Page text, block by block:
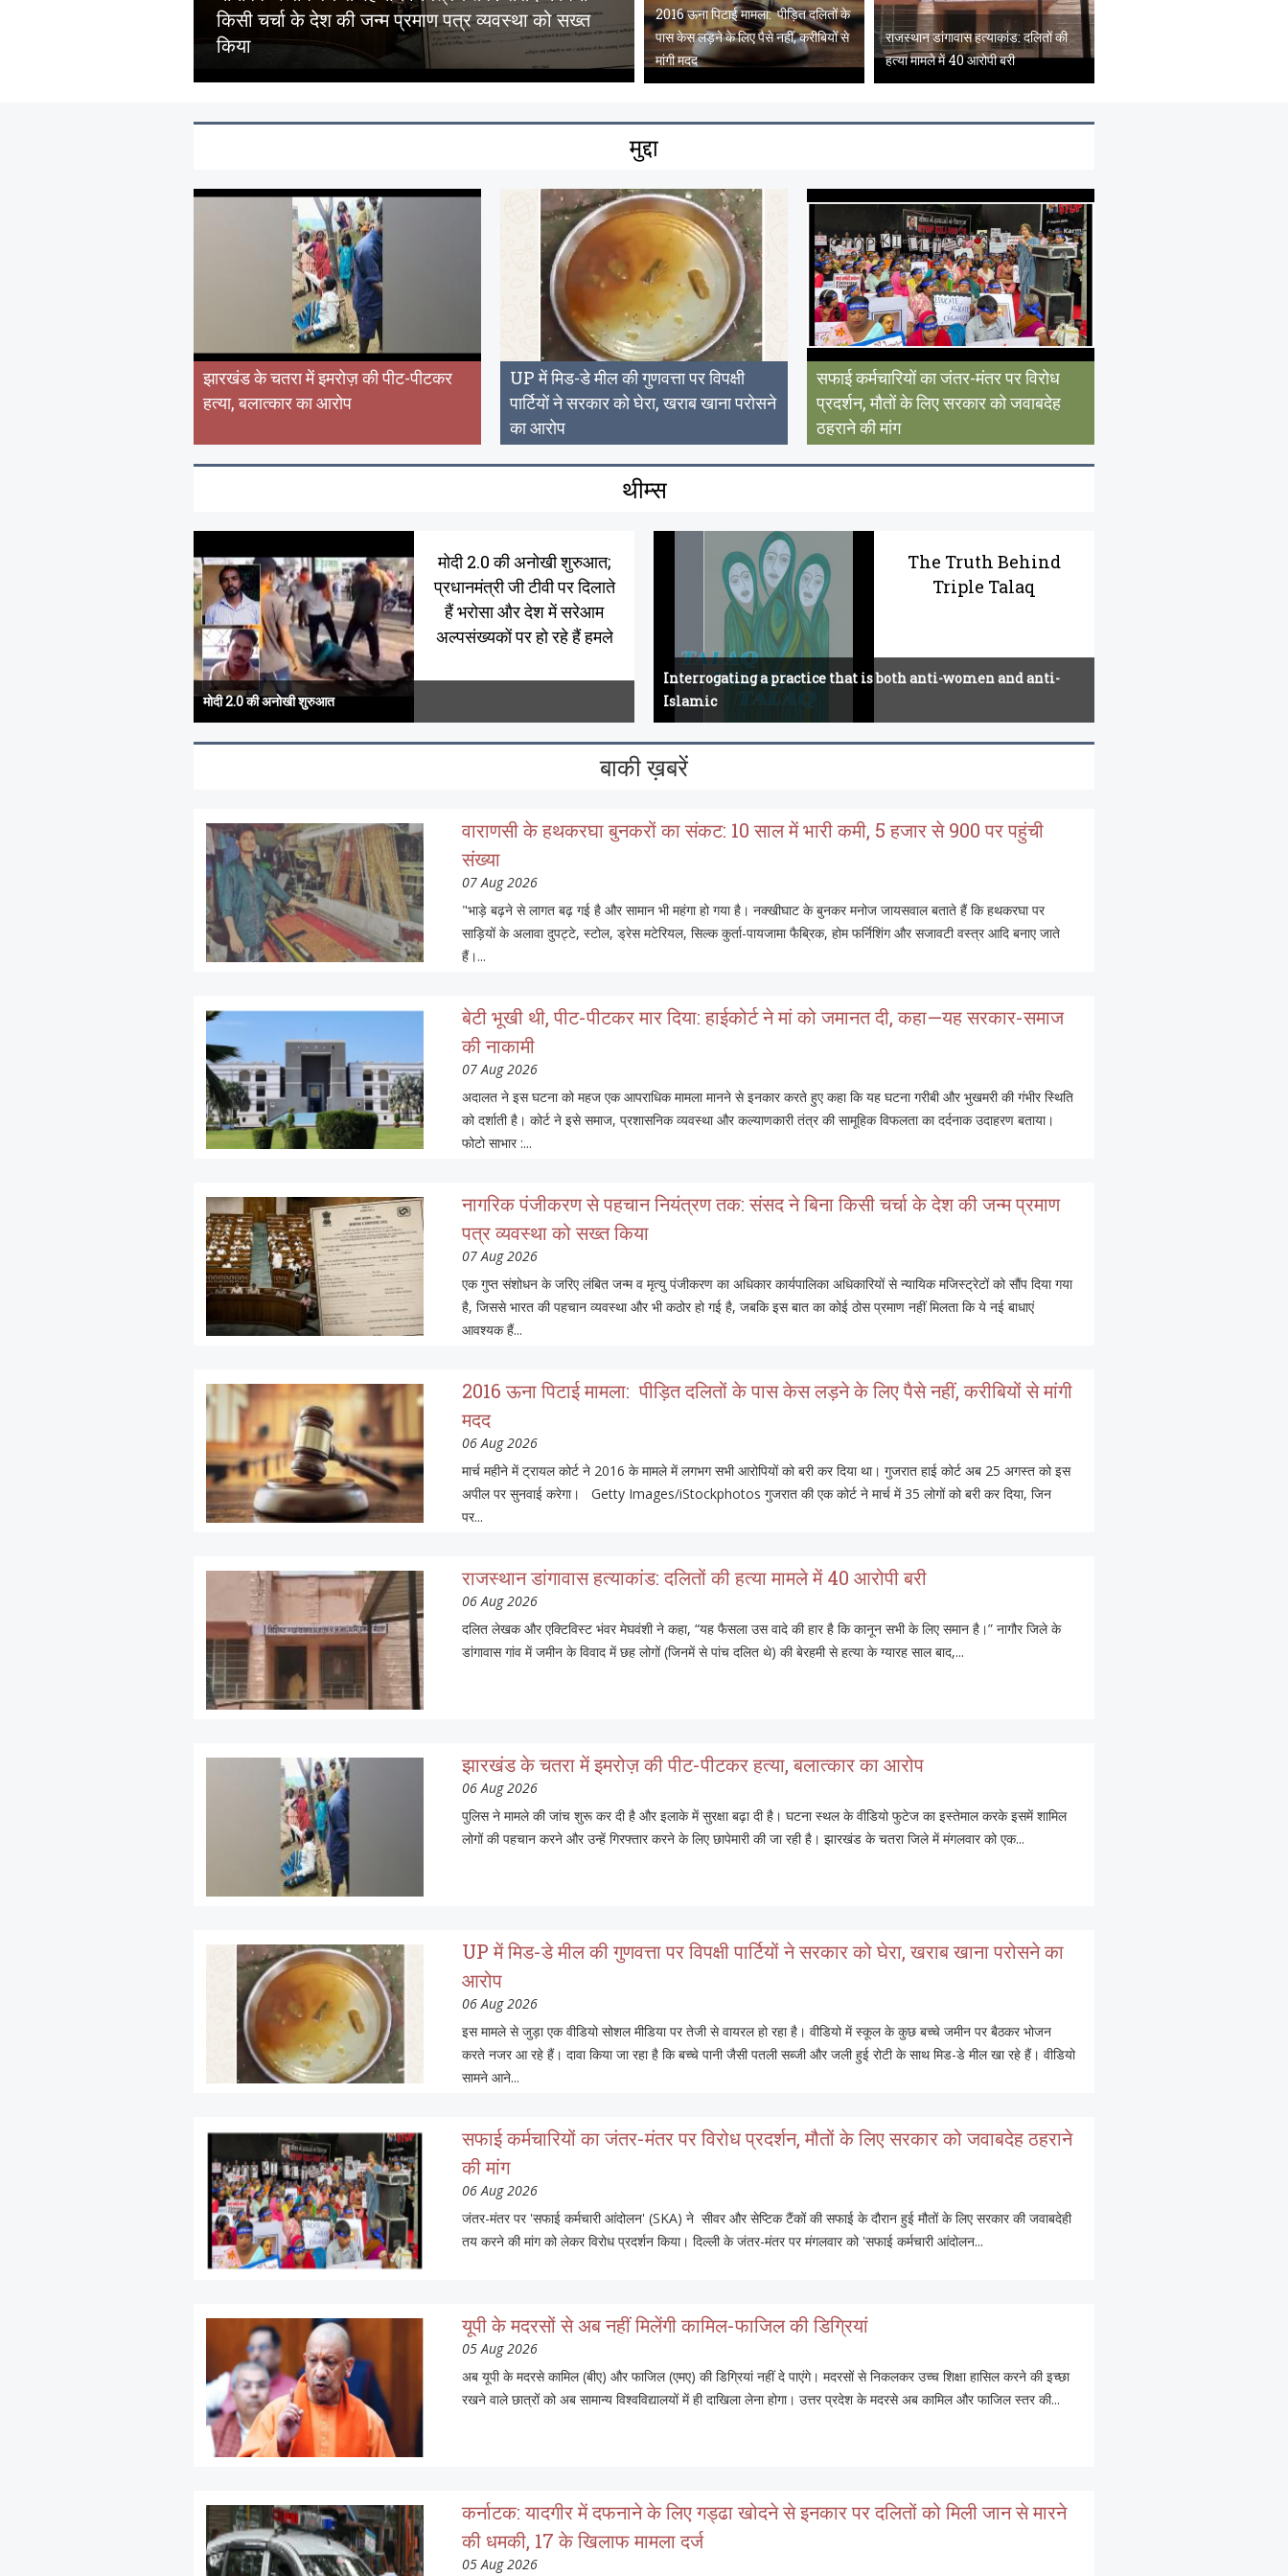
किसी चर्चा के देश की जन्म प्रमाण पत्र व्यवस्था को सख्त
किया
2016 ऊना पिटाई मामला: पीड़ित दलितों के
पास केस लड़ने के लिए पैसे नहीं, करीबियों से
मांगी मदद
राजस्थान डांगावास हत्याकांड: दलितों की
हत्या मामले में 40 आरोपी बरी
मुद्दा
झारखंड के चतरा में इमरोज़ की पीट-पीटकर
हत्या, बलात्कार का आरोप
UP में मिड-डे मील की गुणवत्ता पर विपक्षी
पार्टियों ने सरकार को घेरा, खराब खाना परोसने
का आरोप
सफाई कर्मचारियों का जंतर-मंतर पर विरोध
प्रदर्शन, मौतों के लिए सरकार को जवाबदेह
ठहराने की मांग
थीम्स
मोदी 2.0 की अनोखी शुरुआत;
प्रधानमंत्री जी टीवी पर दिलाते
हैं भरोसा और देश में सरेआम
अल्पसंख्यकों पर हो रहे हैं हमले
मोदी 2.0 की अनोखी शुरुआत
The Truth Behind
Triple Talaq
Interrogating a practice that is both anti-women and anti-
Islamic
बाकी ख़बरें
वाराणसी के हथकरघा बुनकरों का संकट: 10 साल में भारी कमी, 5 हजार से 900 पर पहुंची
संख्या
07 Aug 2026
"भाड़े बढ़ने से लागत बढ़ गई है और सामान भी महंगा हो गया है। नक्खीघाट के बुनकर मनोज जायसवाल बताते हैं कि हथकरघा पर
साड़ियों के अलावा दुपट्टे, स्टोल, ड्रेस मटेरियल, सिल्क कुर्ता-पायजामा फैब्रिक, होम फर्निशिंग और सजावटी वस्त्र आदि बनाए जाते
हैं।...
बेटी भूखी थी, पीट-पीटकर मार दिया: हाईकोर्ट ने मां को जमानत दी, कहा—यह सरकार-समाज
की नाकामी
07 Aug 2026
अदालत ने इस घटना को महज एक आपराधिक मामला मानने से इनकार करते हुए कहा कि यह घटना गरीबी और भुखमरी की गंभीर स्थिति
को दर्शाती है। कोर्ट ने इसे समाज, प्रशासनिक व्यवस्था और कल्याणकारी तंत्र की सामूहिक विफलता का दर्दनाक उदाहरण बताया।
फोटो साभार :...
नागरिक पंजीकरण से पहचान नियंत्रण तक: संसद ने बिना किसी चर्चा के देश की जन्म प्रमाण
पत्र व्यवस्था को सख्त किया
07 Aug 2026
एक गुप्त संशोधन के जरिए लंबित जन्म व मृत्यु पंजीकरण का अधिकार कार्यपालिका अधिकारियों से न्यायिक मजिस्ट्रेटों को सौंप दिया गया
है, जिससे भारत की पहचान व्यवस्था और भी कठोर हो गई है, जबकि इस बात का कोई ठोस प्रमाण नहीं मिलता कि ये नई बाधाएं
आवश्यक हैं...
2016 ऊना पिटाई मामला: पीड़ित दलितों के पास केस लड़ने के लिए पैसे नहीं, करीबियों से मांगी
मदद
06 Aug 2026
मार्च महीने में ट्रायल कोर्ट ने 2016 के मामले में लगभग सभी आरोपियों को बरी कर दिया था। गुजरात हाई कोर्ट अब 25 अगस्त को इस
अपील पर सुनवाई करेगा। Getty Images/iStockphotos गुजरात की एक कोर्ट ने मार्च में 35 लोगों को बरी कर दिया, जिन
पर...
राजस्थान डांगावास हत्याकांड: दलितों की हत्या मामले में 40 आरोपी बरी
06 Aug 2026
दलित लेखक और एक्टिविस्ट भंवर मेघवंशी ने कहा, “यह फैसला उस वादे की हार है कि कानून सभी के लिए समान है।” नागौर जिले के
डांगावास गांव में जमीन के विवाद में छह लोगों (जिनमें से पांच दलित थे) की बेरहमी से हत्या के ग्यारह साल बाद,...
झारखंड के चतरा में इमरोज़ की पीट-पीटकर हत्या, बलात्कार का आरोप
06 Aug 2026
पुलिस ने मामले की जांच शुरू कर दी है और इलाके में सुरक्षा बढ़ा दी है। घटना स्थल के वीडियो फुटेज का इस्तेमाल करके इसमें शामिल
लोगों की पहचान करने और उन्हें गिरफ्तार करने के लिए छापेमारी की जा रही है। झारखंड के चतरा जिले में मंगलवार को एक...
UP में मिड-डे मील की गुणवत्ता पर विपक्षी पार्टियों ने सरकार को घेरा, खराब खाना परोसने का
आरोप
06 Aug 2026
इस मामले से जुड़ा एक वीडियो सोशल मीडिया पर तेजी से वायरल हो रहा है। वीडियो में स्कूल के कुछ बच्चे जमीन पर बैठकर भोजन
करते नजर आ रहे हैं। दावा किया जा रहा है कि बच्चे पानी जैसी पतली सब्जी और जली हुई रोटी के साथ मिड-डे मील खा रहे हैं। वीडियो
सामने आने...
सफाई कर्मचारियों का जंतर-मंतर पर विरोध प्रदर्शन, मौतों के लिए सरकार को जवाबदेह ठहराने
की मांग
06 Aug 2026
जंतर-मंतर पर 'सफाई कर्मचारी आंदोलन' (SKA) ने सीवर और सेप्टिक टैंकों की सफाई के दौरान हुई मौतों के लिए सरकार की जवाबदेही
तय करने की मांग को लेकर विरोध प्रदर्शन किया। दिल्ली के जंतर-मंतर पर मंगलवार को 'सफाई कर्मचारी आंदोलन...
यूपी के मदरसों से अब नहीं मिलेंगी कामिल-फाजिल की डिग्रियां
05 Aug 2026
अब यूपी के मदरसे कामिल (बीए) और फाजिल (एमए) की डिग्रियां नहीं दे पाएंगे। मदरसों से निकलकर उच्च शिक्षा हासिल करने की इच्छा
रखने वाले छात्रों को अब सामान्य विश्वविद्यालयों में ही दाखिला लेना होगा। उत्तर प्रदेश के मदरसे अब कामिल और फाजिल स्तर की...
कर्नाटक: यादगीर में दफनाने के लिए गड्ढा खोदने से इनकार पर दलितों को मिली जान से मारने
की धमकी, 17 के खिलाफ मामला दर्ज
05 Aug 2026